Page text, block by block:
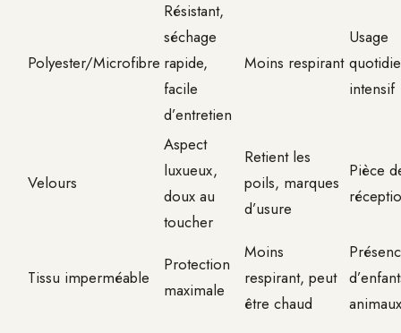
Polyester/Microfibre
Résistant,
séchage
rapide,
facile
d’entretien
Moins respirant
Usage
intensif
Velours
Aspect
luxueux,
doux au
toucher
Retient les
poils, marques
d’usure
Pièce
Tissu imperméable
Protection
maximale
Moins
respirant, peut
être chaud
animaux